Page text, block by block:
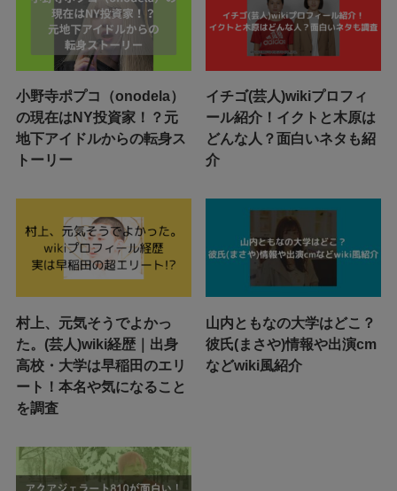
小野寺ポプコ（onodela）
の現在はNY投資家！？元
地下アイドルからの転身ス
トーリー
イチゴ(芸人)wikiプロフィ
ール紹介！イクトと木原は
どんな人？面白いネタも紹
介
村上、元気そうでよかっ
た。(芸人)wiki経歴｜出身
高校・大学は早稲田のエリ
ート！本名や気になること
を調査
山内ともなの大学はどこ？
彼氏(まさや)情報や出演cm
などwiki風紹介